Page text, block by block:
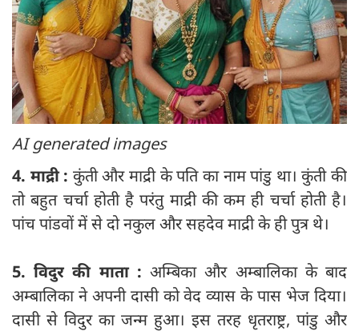
AI generated images
4. माद्री : कुंती और माद्री के पति का नाम पांडु था। कुंती की
तो बहुत चर्चा होती है परंतु माद्री की कम ही चर्चा होती है।
पांच पांडवों में से दो नकुल और सहदेव माद्री के ही पुत्र थे।
5. विदुर की माता :अम्बिका और अम्बालिका के बाद
अम्बालिका ने अपनी दासी को वेद व्यास के पास भेज दिया।
दासी से विदुर का जन्म हुआ। इस तरह धृतराष्ट्र, पांडु और